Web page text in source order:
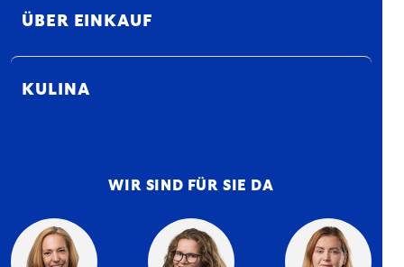
ÜBER EINKAUF
KULINA
WIR SIND FÜR SIE DA